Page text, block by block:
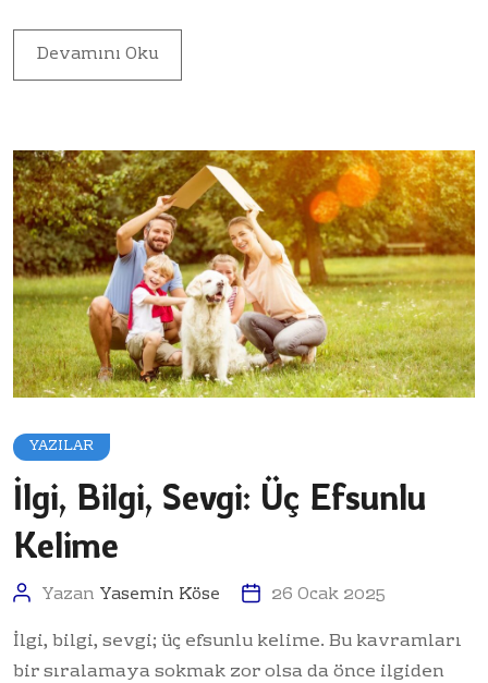
Devamını Oku
YAZILAR
İlgi, Bilgi, Sevgi: Üç Efsunlu
Kelime
Yazan Yasemin Köse 26 Ocak 2025
İlgi, bilgi, sevgi; üç efsunlu kelime. Bu kavramları
bir sıralamaya sokmak zor olsa da önce ilgiden